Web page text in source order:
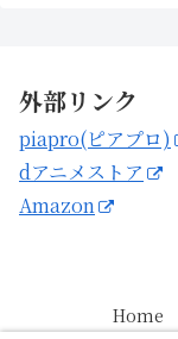
外部リンク
piapro(ピアプロ)
dアニメストア
Amazon
Home